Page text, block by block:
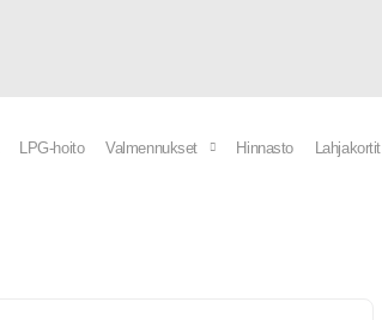
LPG-hoito Valmennukset Hinnasto Lahjakortit